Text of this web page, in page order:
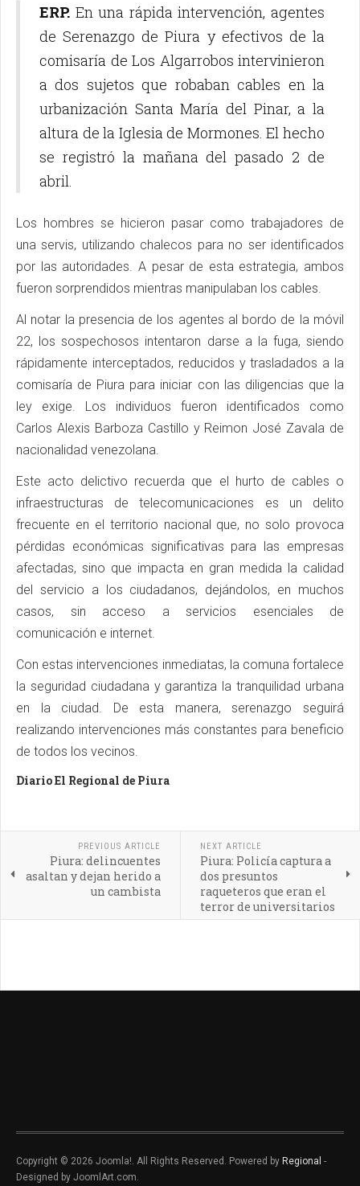
ERP. En una rápida intervención, agentes
de Serenazgo de Piura y efectivos de la
comisaría de Los Algarrobos intervinieron
a dos sujetos que robaban cables en la
urbanización Santa María del Pinar, a la
altura de la Iglesia de Mormones. El hecho
se registró la mañana del pasado 2 de
abril.
Los hombres se hicieron pasar como trabajadores de
una servis, utilizando chalecos para no ser identificados
por las autoridades. A pesar de esta estrategia, ambos
fueron sorprendidos mientras manipulaban los cables.
Al notar la presencia de los agentes al bordo de la móvil
22, los sospechosos intentaron darse a la fuga, siendo
rápidamente interceptados, reducidos y trasladados a la
comisaría de Piura para iniciar con las diligencias que la
ley exige. Los individuos fueron identificados como
Carlos Alexis Barboza Castillo y Reimon José Zavala de
nacionalidad venezolana.
Este acto delictivo recuerda que el hurto de cables o
infraestructuras de telecomunicaciones es un delito
frecuente en el territorio nacional que, no solo provoca
pérdidas económicas significativas para las empresas
afectadas, sino que impacta en gran medida la calidad
del servicio a los ciudadanos, dejándolos, en muchos
casos, sin acceso a servicios esenciales de
comunicación e internet.
Con estas intervenciones inmediatas, la comuna fortalece
la seguridad ciudadana y garantiza la tranquilidad urbana
en la ciudad. De esta manera, serenazgo seguirá
realizando intervenciones más constantes para beneficio
de todos los vecinos.
Diario El Regional de Piura
PREVIOUS ARTICLE
Piura: delincuentes
asaltan y dejan herido a
un cambista
NEXT ARTICLE
Piura: Policía captura a
dos presuntos
raqueteros que eran el
terror de universitarios
Copyright © 2026 Joomla!. All Rights Reserved. Powered by Regional -
Designed by JoomlArt.com.